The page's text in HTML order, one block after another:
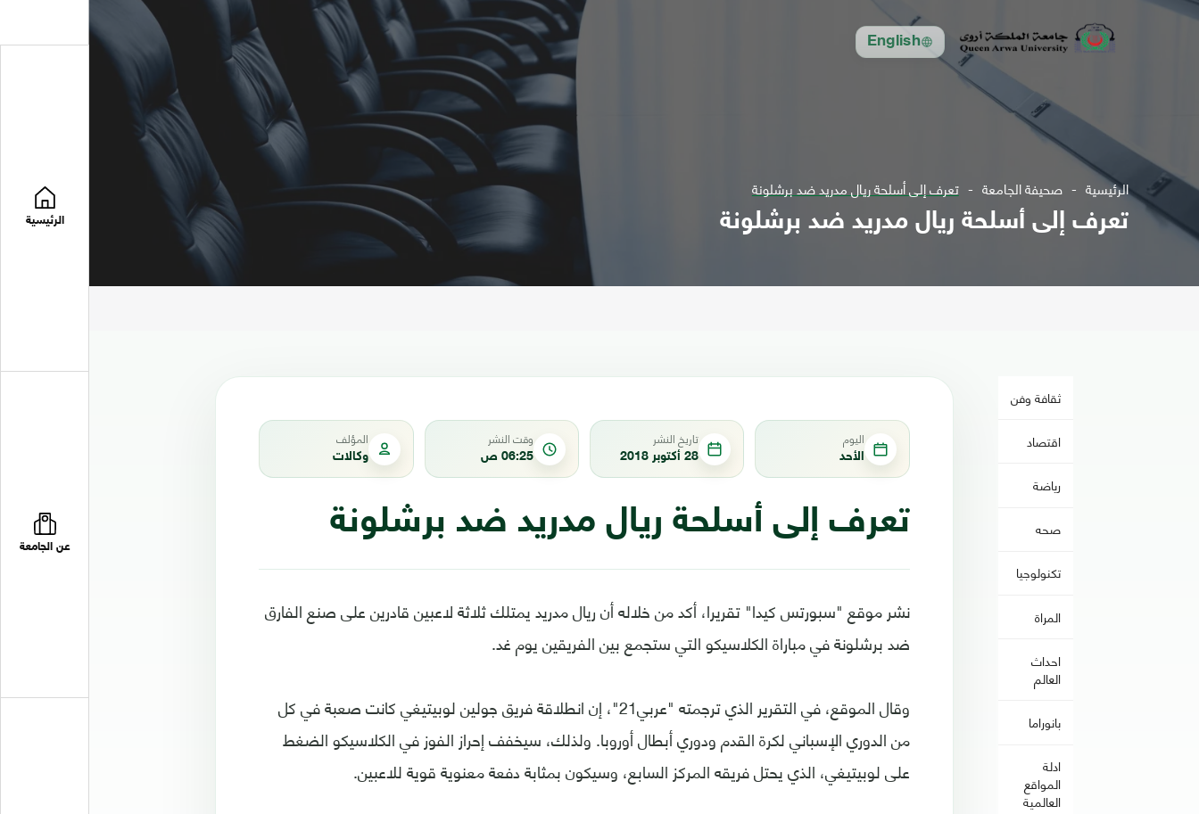
English
الرئيسية
عن الجامعة
الرئيسية صحيفة الجامعة تعرف إلى أسلحة ريال مدريد ضد برشلونة
تعرف إلى أسلحة ريال مدريد ضد برشلونة
ثقافة وفن
اقتصاد
رياضة
صحه
تكنولوجيا
المراة
احداث
العالم
بانوراما
ادلة
المواقع
العالمية
اليوم
الأحد
تاريخ النشر
28 أكتوبر 2018
وقت النشر
06:25 ص
المؤلف
وكالات
تعرف إلى أسلحة ريال مدريد ضد برشلونة
نشر موقع "سبورتس كيدا" تقريرا، أكد من خلاله أن ريال مدريد يمتلك ثلاثة لاعبين قادرين على صنع الفارق
ضد برشلونة في مباراة الكلاسيكو التي ستجمع بين الفريقين يوم غد.
وقال الموقع، في التقرير الذي ترجمته "عربي21"، إن انطلاقة فريق جولين لوبيتيغي كانت صعبة في كل
من الدوري الإسباني لكرة القدم ودوري أبطال أوروبا. ولذلك، سيخفف إحراز الفوز في الكلاسيكو الضغط
على لوبيتيغي، الذي يحتل فريقه المركز السابع، وسيكون بمثابة دفعة معنوية قوية للاعبين.